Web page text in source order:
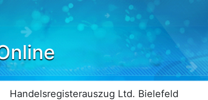
Handelsregisterauszug Ltd. Bielefeld